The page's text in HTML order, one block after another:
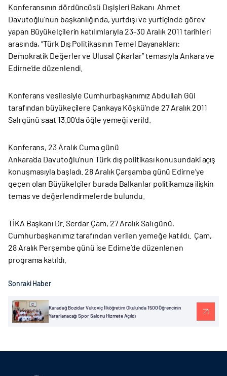
Konferansının dördüncüsü Dışişleri Bakanı Ahmet
Davutoğlu’nun başkanlığında, yurtdışı ve yurtiçinde görev
yapan Büyükelçilerin katılımlarıyla 23-30 Aralık 2011 tarihleri
arasında, “Türk Dış Politikasının Temel Dayanakları:
Demokratik Değerler ve Ulusal Çıkarlar” temasıyla Ankara ve
Edirne’de düzenlendi.
Konferans vesilesiyle Cumhurbaşkanımız Abdullah Gül
tarafından büyükeçilere Çankaya Köşkü’nde 27 Aralık 2011
Salı günü saat 13.00’da öğle yemeği verild.
Konferans, 23 Aralık Cuma günü
Ankara’da Davutoğlu’nun Türk dış politikası konusundaki açış
konuşmasıyla başladı. 28 Aralık Çarşamba günü Edirne’ye
geçen olan Büyükelçiler burada Balkanlar politikamıza ilişkin
temas ve değerlendirmelerde bulundu.
TİKA Başkanı Dr. Serdar Çam, 27 Aralık Salı günü,
Cumhurbaşkanımız tarafından verilen yemeğe katıldı. Çam,
28 Aralık Perşembe günü ise Edirne’de düzenlenen
programa katıldı.
Sonraki Haber
Karadağ Bozidar Vukoviç İlköğretim Okulu'nda 1500 Öğrencinin
Yararlanacağı Spor Salonu Hizmete Açıldı